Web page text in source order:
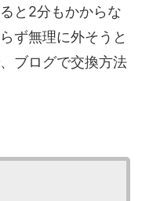
と2分もかからな
ず無理に外そうと
ブログで交換方法